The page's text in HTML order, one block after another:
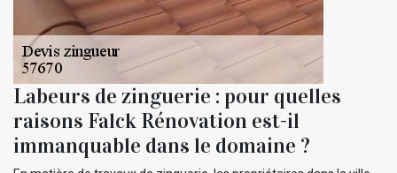
Labeurs de zinguerie : pour quelles
raisons Falck Rénovation est-il
immanquable dans le domaine ?